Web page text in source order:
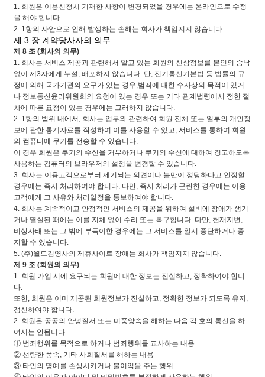
1. 회원은 이용신청시 기재한 사항이 변경되었을 경우에는 온라인으로 수정
을 해야 합니다.
2. 1항의 사안으로 인해 발생하는 손해는 회사가 책임지지 않습니다.
제 3 장 계약당사자의 의무
제 8 조 (회사의 의무)
1. 회사는 서비스 제공과 관련해서 알고 있는 회원의 신상정보를 본인의 승낙
없이 제3자에게 누설, 배포하지 않습니다. 단, 전기통신기본법 등 법률의 규
정에 의해 국가기관의 요구가 있는 경우,범죄에 대한 수사상의 목적이 있거
나 정보통신윤리위원회의 요청이 있는 경우 또는 기타 관계법령에서 정한 절
차에 따른 요청이 있는 경우에는 그러하지 않습니다.
2. 1항의 범위 내에서, 회사는 업무와 관련하여 회원 전체 또는 일부의 개인정
보에 관한 통계자료를 작성하여 이를 사용할 수 있고, 서비스를 통하여 회원
의 컴퓨터에 쿠키를 전송할 수 있습니다.
이 경우 회원은 쿠키의 수신을 거부하거나 쿠키의 수신에 대하여 경고하도록
사용하는 컴퓨터의 브라우저의 설정을 변경할 수 있습니다.
3. 회사는 이용고객으로부터 제기되는 의견이나 불만이 정당하다고 인정할
경우에는 즉시 처리하여야 합니다. 다만, 즉시 처리가 곤란한 경우에는 이용
고객에게 그 사유와 처리일정을 통보하여야 합니다.
4. 회사는 계속적이고 안정적인 서비스의 제공을 위하여 설비에 장애가 생기
거나 멸실된 때에는 이를 지체 없이 수리 또는 복구합니다. 다만, 천재지변,
비상사태 또는 그 밖에 부득이한 경우에는 그 서비스를 일시 중단하거나 중
지할 수 있습니다.
5. (주)월드김영사의 제휴사이트 장애는 회사가 책임지지 않습니다.
제 9 조 (회원의 의무)
1. 회원 가입 시에 요구되는 회원에 대한 정보는 진실하고, 정확하여야 합니
다.
또한, 회원은 이미 제공된 회원정보가 진실하고, 정확한 정보가 되도록 유지,
갱신하여야 합니다.
2. 회원은 공공의 안녕질서 또는 미풍양속을 해하는 다음 각 호의 통신을 하
여서는 안됩니다.
① 범죄행위를 목적으로 하거나 범죄행위를 교사하는 내용
② 선량한 풍속, 기타 사회질서를 해하는 내용
③ 타인의 명예를 손상시키거나 불이익을 주는 행위